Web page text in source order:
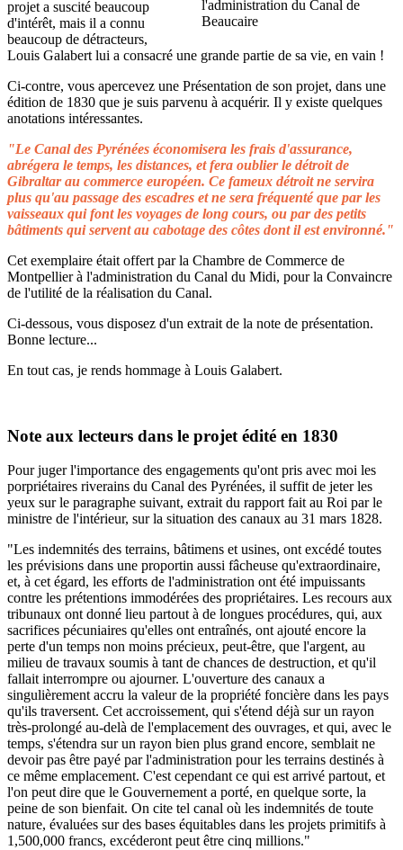
projet a suscité beaucoup
d'intérêt, mais il a connu
beaucoup de détracteurs,
Louis Galabert lui a consacré une grande partie de sa vie, en vain !
Ci-contre, vous apercevez une Présentation de son projet, dans une
édition de 1830 que je suis parvenu à acquérir. Il y existe quelques
anotations intéressantes.
"Le Canal des Pyrénées économisera les frais d'assurance,
abrégera le temps, les distances, et fera oublier le détroit de
Gibraltar au commerce européen. Ce fameux détroit ne servira
plus qu'au passage des escadres et ne sera fréquenté que par les
vaisseaux qui font les voyages de long cours, ou par des petits
bâtiments qui servent au cabotage des côtes dont il est environné."
Cet exemplaire était offert par la Chambre de Commerce de
Montpellier à l'administration du Canal du Midi, pour la Convaincre
de l'utilité de la réalisation du Canal.
Ci-dessous, vous disposez d'un extrait de la note de présentation.
Bonne lecture...
En tout cas, je rends hommage à Louis Galabert.
Note aux lecteurs dans le projet édité en 1830
Pour juger l'importance des engagements qu'ont pris avec moi les
porpriétaires riverains du Canal des Pyrénées, il suffit de jeter les
yeux sur le paragraphe suivant, extrait du rapport fait au Roi par le
ministre de l'intérieur, sur la situation des canaux au 31 mars 1828.
"Les indemnités des terrains, bâtimens et usines, ont excédé toutes
les prévisions dans une proportin aussi fâcheuse qu'extraordinaire,
et, à cet égard, les efforts de l'administration ont été impuissants
contre les prétentions immodérées des propriétaires. Les recours aux
tribunaux ont donné lieu partout à de longues procédures, qui, aux
sacrifices pécuniaires qu'elles ont entraînés, ont ajouté encore la
perte d'un temps non moins précieux, peut-être, que l'argent, au
milieu de travaux soumis à tant de chances de destruction, et qu'il
fallait interrompre ou ajourner. L'ouverture des canaux a
singulièrement accru la valeur de la propriété foncière dans les pays
qu'ils traversent. Cet accroissement, qui s'étend déjà sur un rayon
très-prolongé au-delà de l'emplacement des ouvrages, et qui, avec le
temps, s'étendra sur un rayon bien plus grand encore, semblait ne
devoir pas être payé par l'administration pour les terrains destinés à
ce même emplacement. C'est cependant ce qui est arrivé partout, et
l'on peut dire que le Gouvernement a porté, en quelque sorte, la
peine de son bienfait. On cite tel canal où les indemnités de toute
nature, évaluées sur des bases équitables dans les projets primitifs à
1,500,000 francs, excéderont peut être cinq millions."